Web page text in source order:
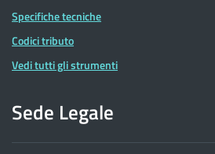
Specifiche tecniche
Codici tributo
Vedi tutti gli strumenti
Sede Legale